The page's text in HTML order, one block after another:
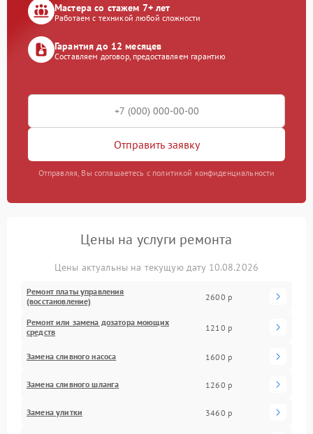
Мастера со стажем 7+ лет
Работаем с техникой любой сложности
Гарантия до 12 месяцев
Составляем договор, предоставляем гарантию
Отправить заявку
Отправляя, Вы соглашаетесь с политикой конфиденциальности
Цены на услуги ремонта
Цены актуальны на текущую дату 10.08.2026
Ремонт платы управления
(восстановление)
2600 р
Ремонт или замена дозатора моющих
средств
1210 р
Замена сливного насоса 1600 р
Замена сливного шланга 1260 р
Замена улитки 3460 р